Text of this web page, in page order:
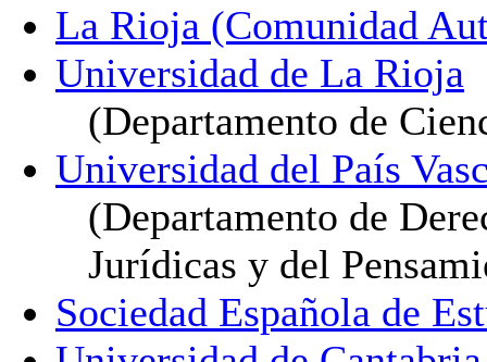
La Rioja (Comunidad
Universidad de La Rioja
(Departamento de
Universidad del País
(Departamento de
Jurídicas y del
Sociedad Española de